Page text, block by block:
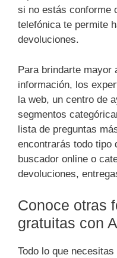
si no estás conforme
telefónica te permite
devoluciones.
Para brindarte mayor
información, los
la web, un centro de
segmentos
lista de preguntas
encontrarás todo tipo
buscador online o
devoluciones,
Conoce otras
gratuitas con
Todo lo que